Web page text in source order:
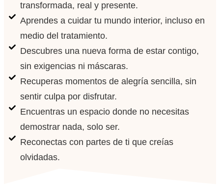
transformada, real y presente.
Aprendes a cuidar tu mundo interior, incluso en
medio del tratamiento.
Descubres una nueva forma de estar contigo,
sin exigencias ni máscaras.
Recuperas momentos de alegría sencilla, sin
sentir culpa por disfrutar.
Encuentras un espacio donde no necesitas
demostrar nada, solo ser.
Reconectas con partes de ti que creías
olvidadas.